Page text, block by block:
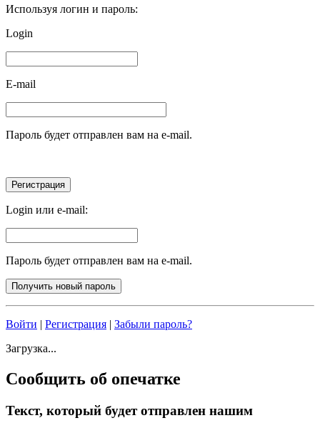
Используя логин и пароль:
Login
E-mail
Пароль будет отправлен вам на e-mail.
Login или e-mail:
Пароль будет отправлен вам на e-mail.
Войти Регистрация
Забыли пароль?
Загрузка...
Сообщить об опечатке
Текст, который будет отправлен нашим